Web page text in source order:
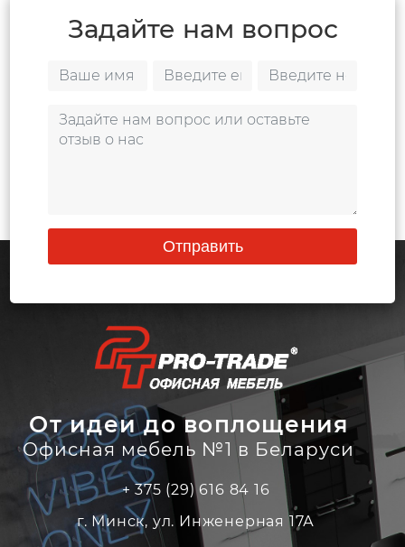
Задайте нам вопрос
Отправить
От идеи до воплощения
Офисная мебель №1 в Беларуси
+ 375 (29) 616 84 16
г. Минск, ул. Инженерная 17А